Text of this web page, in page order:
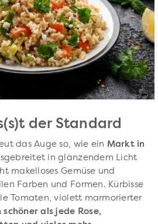
der Standard
das Auge so, wie ein Markt in
in glänzendem Licht
makelloses Gemüse und
Farben und Formen. Kürbisse
Tomaten, violett marmorierter
als jede Rose,